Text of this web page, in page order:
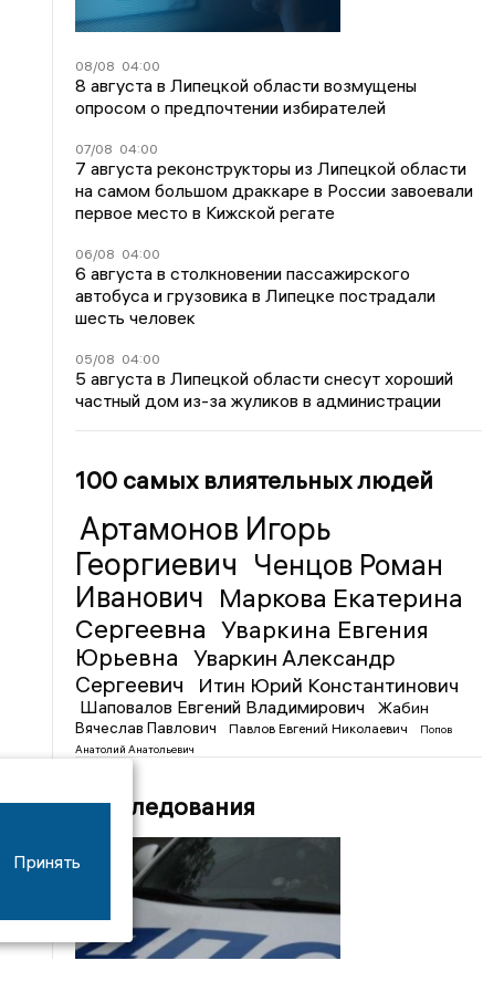
08/08 04:00
8 августа в Липецкой области возмущены
опросом о предпочтении избирателей
07/08 04:00
7 августа реконструкторы из Липецкой области
на самом большом драккаре в России завоевали
первое место в Кижской регате
06/08 04:00
6 августа в столкновении пассажирского
автобуса и грузовика в Липецке пострадали
шесть человек
05/08 04:00
5 августа в Липецкой области снесут хороший
частный дом из-за жуликов в администрации
100 самых влиятельных людей
Артамонов Игорь
Георгиевич Ченцов Роман
Иванович Маркова Екатерина
Сергеевна Уваркина Евгения
Юрьевна
Уваркин Александр
Сергеевич
Итин Юрий Константинович
Шаповалов Евгений Владимирович
Жабин
Вячеслав Павлович
Павлов Евгений Николаевич
Попов
Анатолий Анатольевич
Расследования
Принять